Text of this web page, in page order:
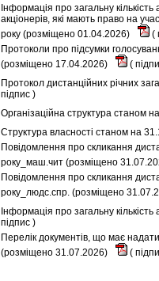
Інформація про загальну
акціонерів, які мають право на
року (розміщено 01.04.2026)
(
Протоколи про підсумки
(розміщено 17.04.2026)
(
Протокол дистанційних річних
підпис )
Організаційна структура станом
Структура власності станом на
Повідомлення про скликання
року_маш.чит (розміщено
Повідомлення про скликання
року_людс.спр. (розміщено
Інформація про загальну
підпис )
Перелік документів, що має
(розміщено 31.07.2026)
(